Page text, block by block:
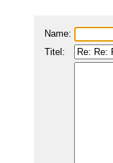
Name:
Titel: